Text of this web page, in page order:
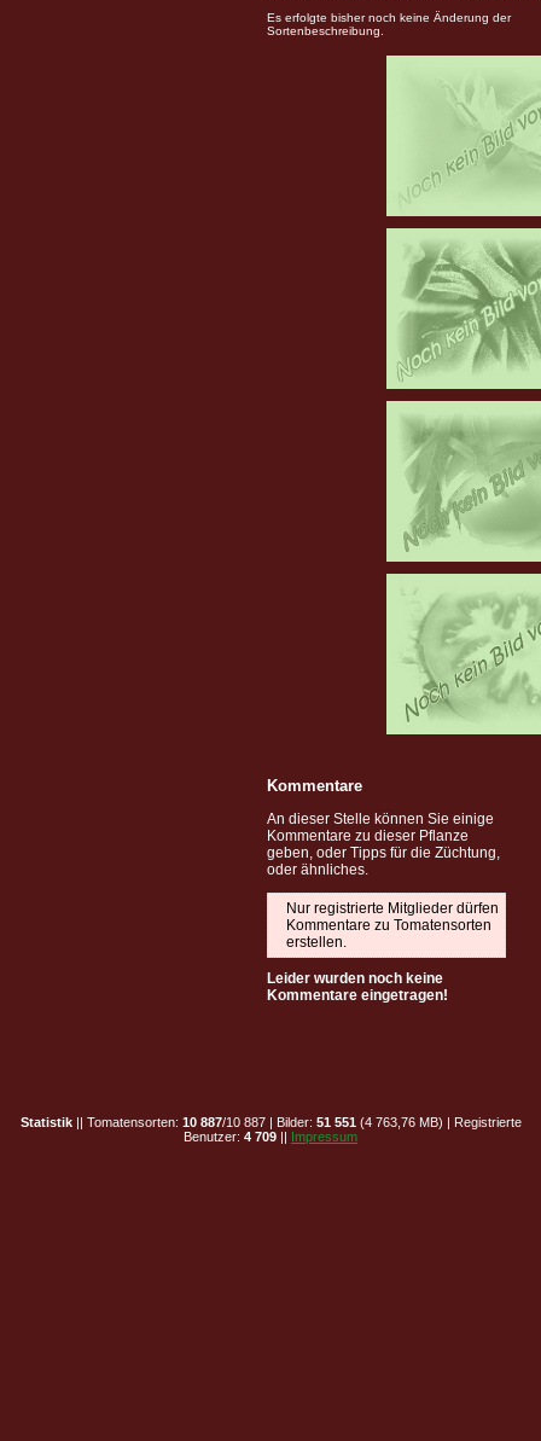
Es erfolgte bisher noch keine Änderung der
Sortenbeschreibung.
Kommentare
An dieser Stelle können Sie einige
Kommentare zu dieser Pflanze
geben, oder Tipps für die Züchtung,
oder ähnliches.
Nur registrierte Mitglieder dürfen
Kommentare zu Tomatensorten
erstellen.
Leider wurden noch keine
Kommentare eingetragen!
Statistik|| Tomatensorten: 10 887/10 887 | Bilder: 51 551 (4 763,76 MB) | Registrierte
Benutzer: 4 709 || Impressum